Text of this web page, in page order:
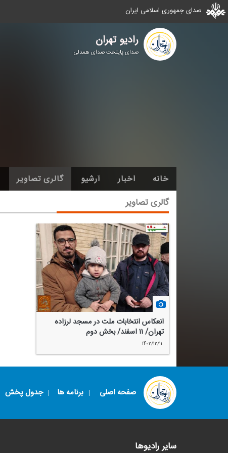
صدای جمهوری اسلامی ایران
رادیو تهران
صدای پایتخت صدای همدلی
خانه اخبار آرشیو گالری تصاویر
گالری تصاویر
انعكاس انتخابات ملت در مسجد لرزاده
تهران/ ۱۱ اسفند/ بخش دوم
۱۴۰۲/۱۲/۱۱
صفحه اصلی برنامه ها جدول پخش
سایر رادیوها